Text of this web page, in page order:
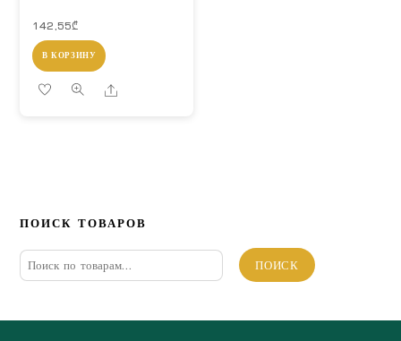
142,55₾
В КОРЗИНУ
Share
ПОИСК ТОВАРОВ
Искать:
ПОИСК